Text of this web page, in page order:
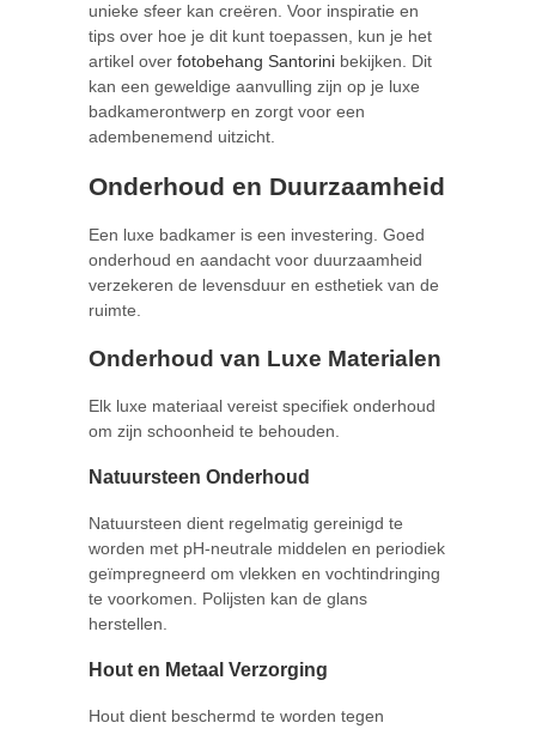
unieke sfeer kan creëren. Voor inspiratie en
tips over hoe je dit kunt toepassen, kun je het
artikel over fotobehang Santorini bekijken. Dit
kan een geweldige aanvulling zijn op je luxe
badkamerontwerp en zorgt voor een
adembenemend uitzicht.
Onderhoud en Duurzaamheid
Een luxe badkamer is een investering. Goed
onderhoud en aandacht voor duurzaamheid
verzekeren de levensduur en esthetiek van de
ruimte.
Onderhoud van Luxe Materialen
Elk luxe materiaal vereist specifiek onderhoud
om zijn schoonheid te behouden.
Natuursteen Onderhoud
Natuursteen dient regelmatig gereinigd te
worden met pH-neutrale middelen en periodiek
geïmpregneerd om vlekken en vochtindringing
te voorkomen. Polijsten kan de glans
herstellen.
Hout en Metaal Verzorging
Hout dient beschermd te worden tegen